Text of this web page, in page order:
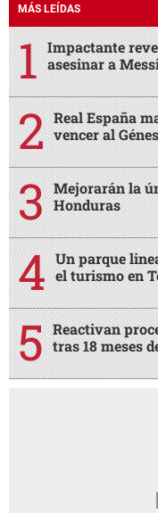
MÁS LEÍDAS
Impactante
asesinar a
Real España
vencer al
Mejorarán la
Honduras
Un parque
el turismo en
Reactivan
tras 18 meses